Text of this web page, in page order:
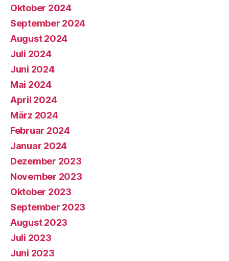
Oktober 2024
September 2024
August 2024
Juli 2024
Juni 2024
Mai 2024
April 2024
März 2024
Februar 2024
Januar 2024
Dezember 2023
November 2023
Oktober 2023
September 2023
August 2023
Juli 2023
Juni 2023